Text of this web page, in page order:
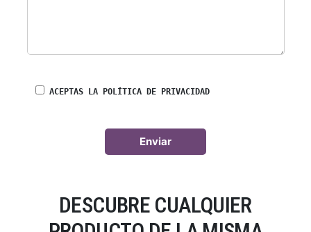
ACEPTAS LA POLÍTICA DE PRIVACIDAD
DESCUBRE CUALQUIER